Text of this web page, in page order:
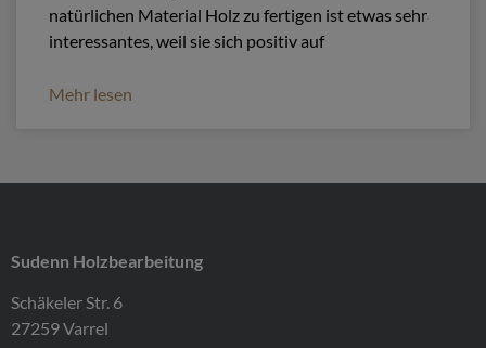
natürlichen Material Holz zu fertigen ist etwas sehr
interessantes, weil sie sich positiv auf
Mehr lesen
Sudenn Holzbearbeitung
Schäkeler Str. 6
27259 Varrel